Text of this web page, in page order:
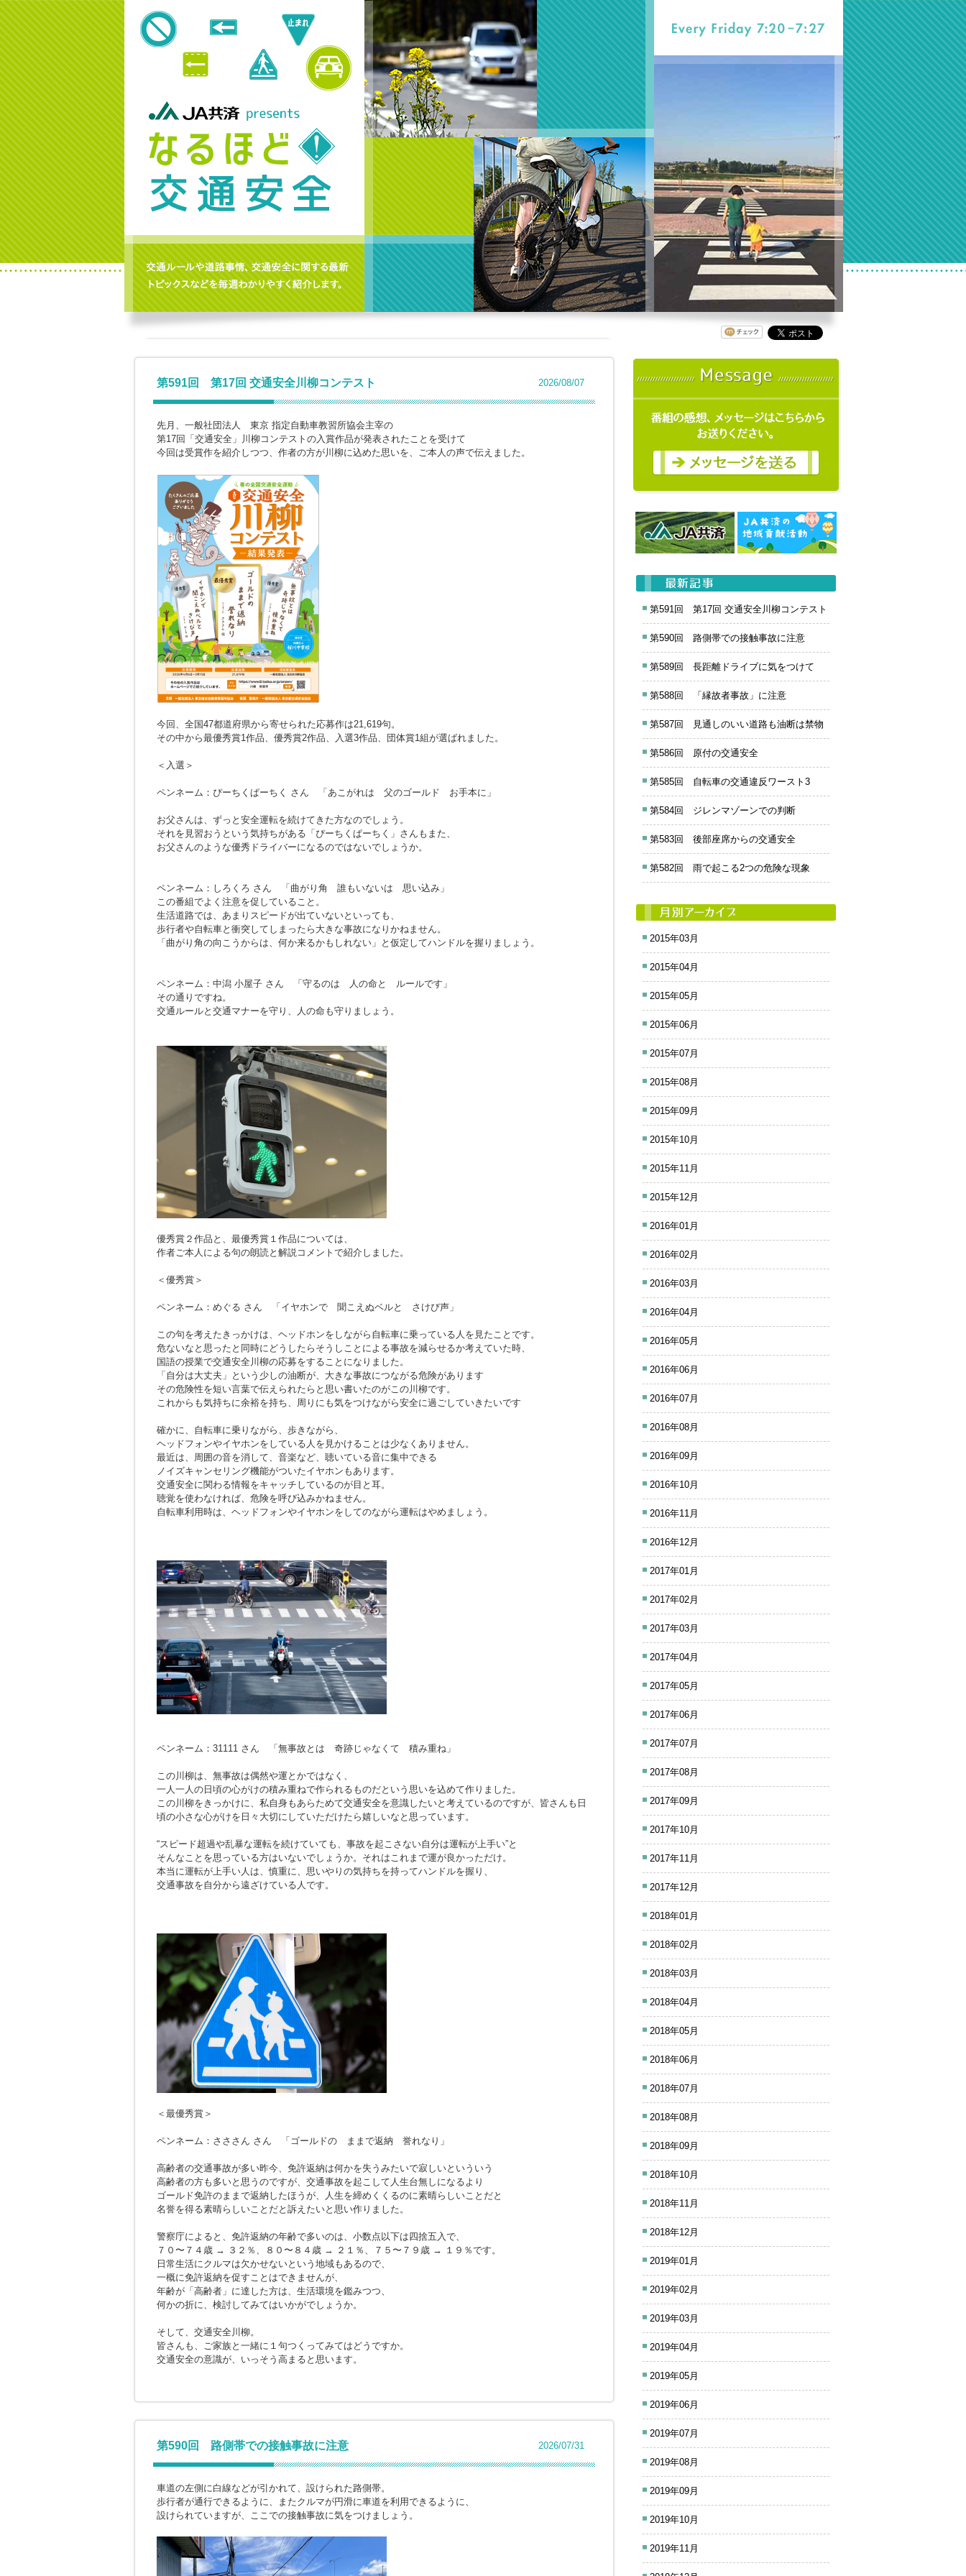
第591回 第17回 交通安全川柳コンテスト 2026/08/07
先月、一般社団法人 東京 指定自動車教習所協会主宰の
第17回「交通安全」川柳コンテストの入賞作品が発表されたことを受けて
今回は受賞作を紹介しつつ、作者の方が川柳に込めた思いを、ご本人の声で伝えました。
今回、全国47都道府県から寄せられた応募作は21,619句。
その中から最優秀賞1作品、優秀賞2作品、入選3作品、団体賞1組が選ばれました。
＜入選＞
ペンネーム：ぴーちくぱーちく さん 「あこがれは 父のゴールド お手本に」
お父さんは、ずっと安全運転を続けてきた方なのでしょう。
それを見習おうという気持ちがある「ぴーちくぱーちく」さんもまた、
お父さんのような優秀ドライバーになるのではないでしょうか。
ペンネーム：しろくろ さん
「曲がり角 誰もいないは 思い込み」
この番組でよく注意を促していること。
生活道路では、あまりスピードが出ていないといっても、
歩行者や自転車と衝突してしまったら大きな事故になりかねません。
「曲がり角の向こうからは、何か来るかもしれない」と仮定してハンドルを握りましょう。
ペンネーム：中潟 小屋子 さん 「 守るのは 人の命と ルールです」
その通りですね。
交通ルールと交通マナーを守り、人の命も守りましょう。
優秀賞２作品と、最優秀賞１作品については、
作者ご本人による句の朗読と解説コメントで紹介しました。
＜優秀賞＞
ペンネーム：めぐる さん 「イヤホンで 聞こえぬベルと さけび声」
この句を考えたきっかけは、ヘッドホンをしながら自転車に乗っている人を見たことです。
危ないなと思ったと同時にどうしたらそうしことによる事故を減らせるか考えていた時、
国語の授業で交通安全川柳の応募をすることになりました。
「自分は大丈夫」という少しの油断が、大きな事故につながる危険があります
その危険性を短い言葉で伝えられたらと思い書いたのがこの川柳です。
これからも気持ちに余裕を持ち、周りにも気をつけながら安全に過ごしていきたいです
確かに、自転車に乗りながら、歩きながら、
ヘッドフォンやイヤホンをしている人を見かけることは少なくありません。
最近は、周囲の音を消して、音楽など、聴いている音に集中できる
ノイズキャンセリング機能がついたイヤホンもあります。
交通安全に関わる情報をキャッチしているのが目と耳。
聴覚を使わなければ、危険を呼び込みかねません。
自転車利用時は、ヘッドフォンやイヤホンをしてのながら運転はやめましょう。
ペンネーム：31111 さん 「無事故とは 奇跡じゃなくて 積み重ね」
この川柳は、無事故は偶然や運とかではなく、
一人一人の日頃の心がけの積み重ねで作られるものだという思いを込めて作りました。
この川柳をきっかけに、私自身もあらためて交通安全を意識したいと考えているのですが、皆さんも日
頃の小さな心がけを日々大切にしていただけたら嬉しいなと思っています。
“スピード超過や乱暴な運転を続けていても、事故を起こさない自分は運転が上手い”と
そんなことを思っている方はいないでしょうか。それはこれまで運が良かっただけ。
本当に運転が上手い人は、慎重に、思いやりの気持ちを持ってハンドルを握り、
交通事故を自分から遠ざけている人です。
＜最優秀賞＞
ペンネーム：さささん さん 「ゴールドの ままで返納 誉れなり」
高齢者の交通事故が多い昨今、免許返納は何かを失うみたいで寂しいといういう
高齢者の方も多いと思うのですが、交通事故を起こして人生台無しになるより
ゴールド免許のままで返納したほうが、人生を締めくくるのに素晴らしいことだと
名誉を得る素晴らしいことだと訴えたいと思い作りました。
警察庁によると、免許返納の年齢で多いのは、小数点以下は四捨五入で、
７０〜７４歳 → ３２％、８０〜８４歳 → ２１％、７５〜７９歳 → １９％です。
日常生活にクルマは欠かせないという地域もあるので、
一概に免許返納を促すことはできませんが、
年齢が「高齢者」に達した方は、生活環境を鑑みつつ、
何かの折に、検討してみてはいかがでしょうか。
そして、交通安全川柳。
皆さんも、ご家族と一緒に１句つくってみてはどうですか。
交通安全の意識が、いっそう高まると思います。
第590回 路側帯での接触事故に注意 2026/07/31
車道の左側に白線などが引かれて、設けられた路側帯。
歩行者が通行できるように、またクルマが円滑に車道を利用できるように、
設けられていますが、ここでの接触事故に気をつけましょう。
第591回 第17回 交通安全川柳コンテスト
第590回 路側帯での接触事故に注意
第589回 長距離ドライブに気をつけて
第588回 「縁故者事故」に注意
第587回 見通しのいい道路も油断は禁物
第586回 原付の交通安全
第585回 自転車の交通違反ワースト3
第584回 ジレンマゾーンでの判断
第583回 後部座席からの交通安全
第582回 雨で起こる2つの危険な現象
2015年03月
2015年04月
2015年05月
2015年06月
2015年07月
2015年08月
2015年09月
2015年10月
2015年11月
2015年12月
2016年01月
2016年02月
2016年03月
2016年04月
2016年05月
2016年06月
2016年07月
2016年08月
2016年09月
2016年10月
2016年11月
2016年12月
2017年01月
2017年02月
2017年03月
2017年04月
2017年05月
2017年06月
2017年07月
2017年08月
2017年09月
2017年10月
2017年11月
2017年12月
2018年01月
2018年02月
2018年03月
2018年04月
2018年05月
2018年06月
2018年07月
2018年08月
2018年09月
2018年10月
2018年11月
2018年12月
2019年01月
2019年02月
2019年03月
2019年04月
2019年05月
2019年06月
2019年07月
2019年08月
2019年09月
2019年10月
2019年11月